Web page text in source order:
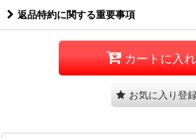
返品特約に関する重要事項
カートに入
お気に入り登